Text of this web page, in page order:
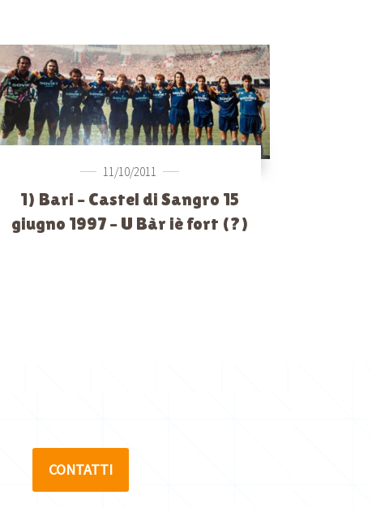
11/10/2011
1) Bari – Castel di Sangro 15
giugno 1997 – U Bàr iè fort (?)
CONTATTI